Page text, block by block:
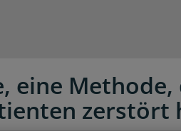
eine Methode,
zerstört